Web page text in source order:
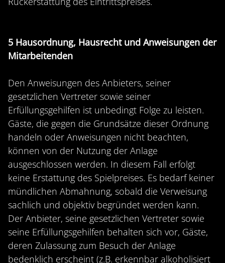
5 Hausordnung, Hausrecht und Anweisungen der
Mitarbeitenden
Den Anweisungen des Anbieters, seiner
gesetzlichen Vertreter sowie seiner
Erfüllungsgehilfen ist unbedingt Folge zu leisten.
Gäste, die gegen die Grundsätze dieser Ordnung
handeln oder Anweisungen nicht beachten,
können von der Nutzung der Anlage
ausgeschlossen werden. In diesem Fall erfolgt
keine Erstattung des Spielpreises. Es bedarf keiner
mündlichen Abmahnung, sobald die Verweisung
sachlich und objektiv begründet werden kann.
Der Anbieter, seine gesetzlichen Vertreter sowie
seine Erfüllungsgehilfen behalten sich vor, Gäste,
deren Zulassung zum Besuch der Anlage
bedenklich erscheint (z.B. erkennbar alkoholisiert